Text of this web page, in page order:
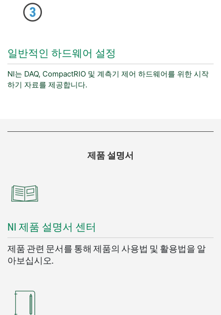
일반적인 하드웨어 설정
NI는 DAQ, CompactRIO 및 계측기 제어 하드웨어를 위한 시작
하기 자료를 제공합니다.
제품 설명서
NI 제품 설명서 센터
제품 관련 문서를 통해 제품의 사용법 및 활용법을 알
아보십시오.